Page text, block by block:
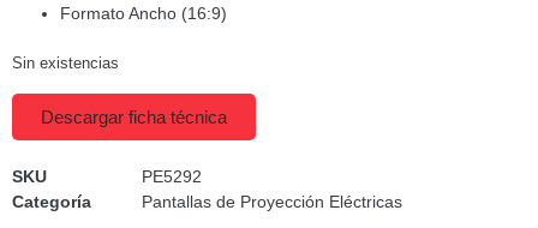
Formato Ancho (16:9)
Sin existencias
Descargar ficha técnica
SKU
PE5292
Categoría
Pantallas de Proyección Eléctricas